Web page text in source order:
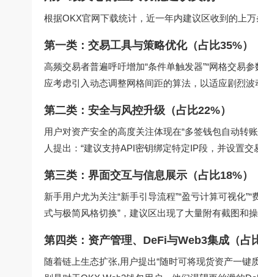
根据OKX官网下载统计，近一年内建议区收到的上
第一类：交易工具与策略优化（占比35%）
高频交易者普遍呼吁增加“条件单触发器”“网格交易
应考虑引入动态调整网格间距的算法，以适应剧烈波
第二类：安全与风控升级（占比22%）
用户对资产安全的高度关注体现在“多签钱包自动转
人提出：“建议支持API密钥绑定特定IP段，并设置
第三类：界面交互与信息展示（占比18%）
新手用户尤为关注“新手引导流程”“盈亏计算可视化
式与极简风格切换”，建议区出现了大量附有截图和
第四类：资产管理、DeFi与Web3集成（占
随着链上生态扩张,用户提出“随时可将现货资产一键